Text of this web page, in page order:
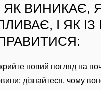
ВИНИКАЄ,
І ЯК
новий погляд на
дізнайтеся, чому